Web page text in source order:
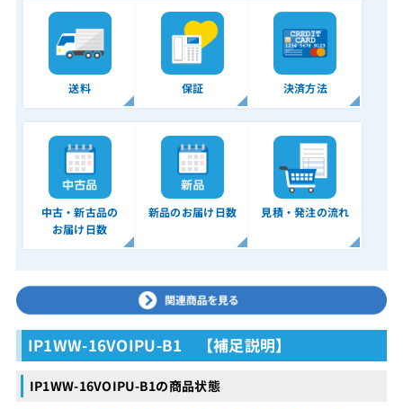
送料 保証 決済方法
中古・新古品の
お届け日数
新品のお届け日数 見積・発注の流れ
IP1WW-16VOIPU-B1 【補足説明】
IP1WW-16VOIPU-B1の商品状態